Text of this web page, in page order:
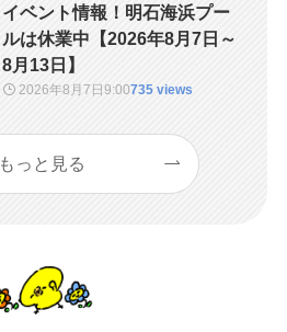
イベント情報！明石海浜プー
ルは休業中【2026年8月7日～
8月13日】
2026年8月7日 9:00735 views
もっと見る